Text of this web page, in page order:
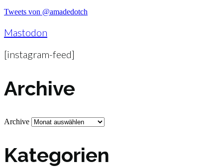
Tweets von @amadedotch
Mastodon
[instagram-feed]
Archive
Archive
Kategorien